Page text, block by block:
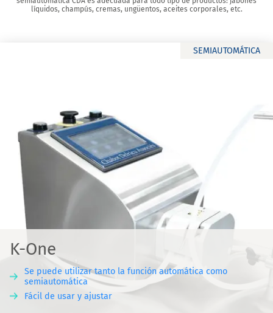
líquidos, champús, cremas, ungüentos, aceites corporales, etc.
SEMIAUTOMÁTICA
K-One
Se puede utilizar tanto la función automática como
semiautomática
Fácil de usar y ajustar